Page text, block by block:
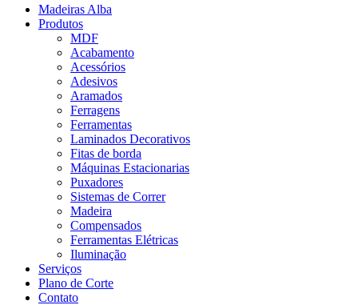
Madeiras Alba
Produtos
MDF
Acabamento
Acessórios
Adesivos
Aramados
Ferragens
Ferramentas
Laminados Decorativos
Fitas de borda
Máquinas Estacionarias
Puxadores
Sistemas de Correr
Madeira
Compensados
Ferramentas Elétricas
Iluminação
Serviços
Plano de Corte
Contato